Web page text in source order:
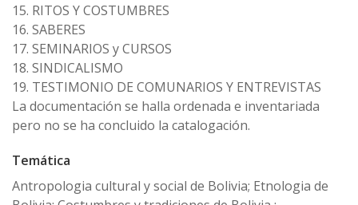
15. RITOS Y COSTUMBRES
16. SABERES
17. SEMINARIOS y CURSOS
18. SINDICALISMO
19. TESTIMONIO DE COMUNARIOS Y ENTREVISTAS
La documentación se halla ordenada e inventariada
pero no se ha concluido la catalogación.
Temática
Antropologia cultural y social de Bolivia; Etnologia de